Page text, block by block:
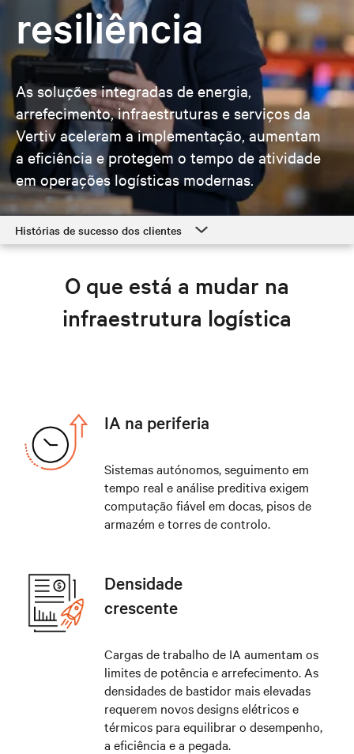
resiliência
As soluções integradas de energia,
arrefecimento, infraestruturas e serviços da
Vertiv aceleram a implementação, aumentam
a eficiência e protegem o tempo de atividade
em operações logísticas modernas.
Histórias de sucesso dos clientes
Soluções de logística e cadeia de abastecimento
O que está a mudar na
infraestrutura logística
IA na periferia
Sistemas autónomos, seguimento em
tempo real e análise preditiva exigem
computação fiável em docas, pisos de
armazém e torres de controlo.
Densidade
crescente
Cargas de trabalho de IA aumentam os
limites de potência e arrefecimento. As
densidades de bastidor mais elevadas
requerem novos designs elétricos e
térmicos para equilibrar o desempenho,
a eficiência e a pegada.